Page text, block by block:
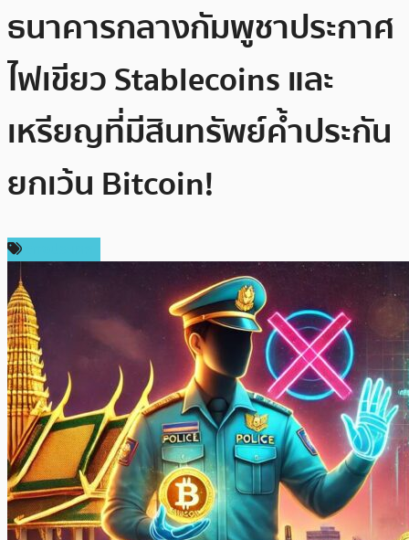
ธนาคารกลางกัมพูชาประกาศ
ไฟเขียว Stablecoins และ
เหรียญที่มีสินทรัพย์ค้ำประกัน
ยกเว้น Bitcoin!